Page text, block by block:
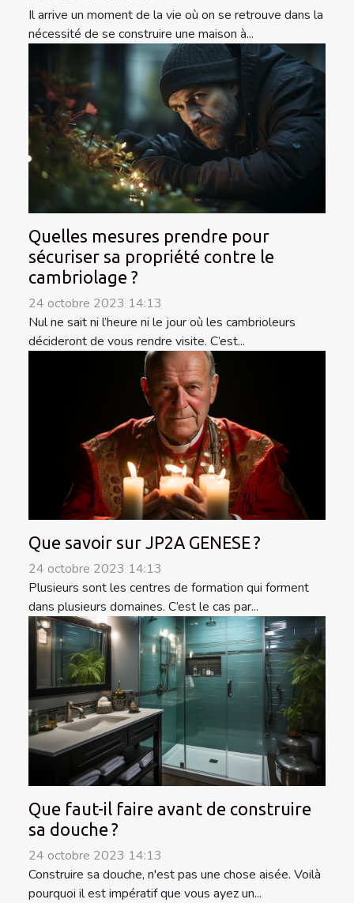
Il arrive un moment de la vie où on se retrouve dans la
nécessité de se construire une maison à...
Quelles mesures prendre pour
sécuriser sa propriété contre le
cambriolage ?
24 octobre 2023 14:13
Nul ne sait ni l’heure ni le jour où les cambrioleurs
décideront de vous rendre visite. C’est...
Que savoir sur JP2A GENESE ?
24 octobre 2023 14:13
Plusieurs sont les centres de formation qui forment
dans plusieurs domaines. C’est le cas par...
Que faut-il faire avant de construire
sa douche ?
24 octobre 2023 14:13
Construire sa douche, n'est pas une chose aisée. Voilà
pourquoi il est impératif que vous ayez un...